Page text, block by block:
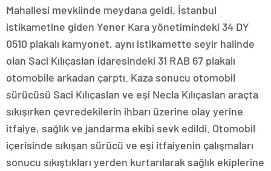
Mahallesi mevkiinde meydana geldi. İstanbul
istikametine giden Yener Kara yönetimindeki 34 DY
0510 plakalı kamyonet, aynı istikamette seyir halinde
olan Saci Kılıçaslan idaresindeki 31 RAB 67 plakalı
otomobile arkadan çarptı. Kaza sonucu otomobil
sürücüsü Saci Kılıçaslan ve eşi Necla Kılıçaslan araçta
sıkışırken çevredekilerin ihbarı üzerine olay yerine
itfaiye, sağlık ve jandarma ekibi sevk edildi. Otomobil
içerisinde sıkışan sürücü ve eşi itfaiyenin çalışmaları
sonucu sıkıştıkları yerden kurtarılarak sağlık ekiplerine